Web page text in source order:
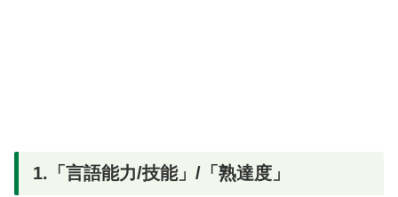
1.「言語能力/技能」/「熟達度」